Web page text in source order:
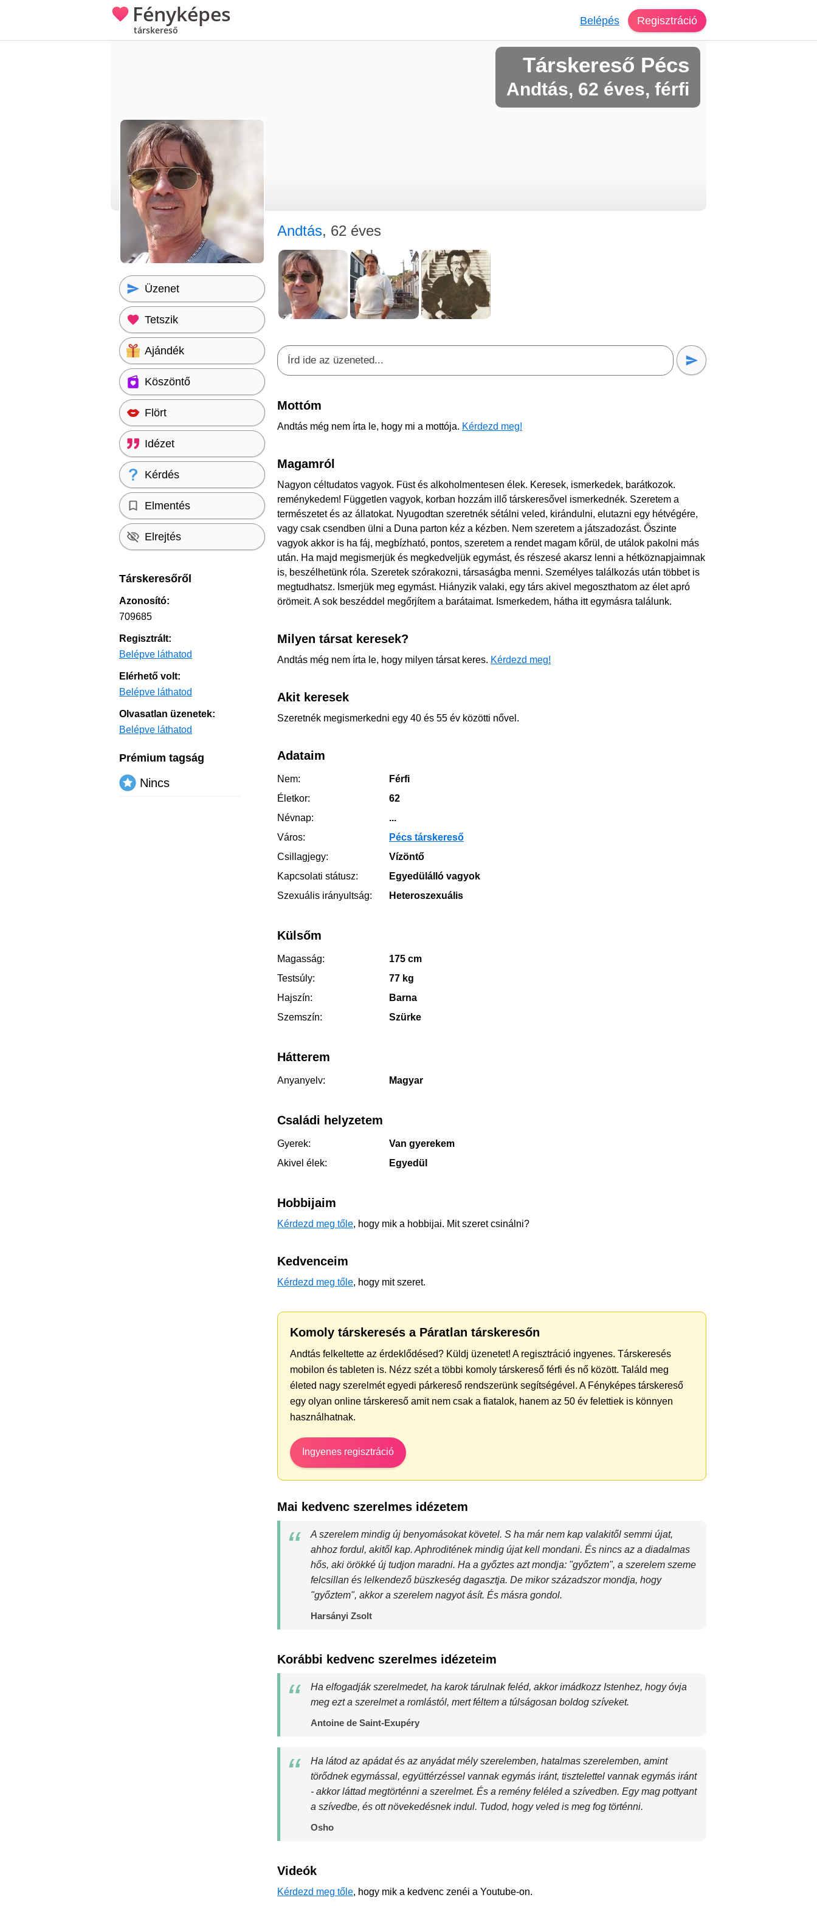
Fényképes
társkereső
Belépés Regisztráció
Társkereső Pécs
Andtás, 62 éves, férfi
Andtás, 62 éves
Mottóm
Andtás még nem írta le, hogy mi a mottója. Kérdezd meg!
Magamról
Nagyon céltudatos vagyok. Füst és alkoholmentesen élek. Keresek, ismerkedek, barátkozok.
reménykedem! Független vagyok, korban hozzám illő társkeresővel ismerkednék. Szeretem a
természetet és az állatokat. Nyugodtan szeretnék sétálni veled, kirándulni, elutazni egy hétvégére,
vagy csak csendben ülni a Duna parton kéz a kézben. Nem szeretem a játszadozást. Őszinte
vagyok akkor is ha fáj, megbízható, pontos, szeretem a rendet magam kőrül, de utálok pakolni más
után. Ha majd megismerjük és megkedveljük egymást, és részesé akarsz lenni a hétköznapjaimnak
is, beszélhetünk róla. Szeretek szórakozni, társaságba menni. Személyes találkozás után többet is
megtudhatsz. Ismerjük meg egymást. Hiányzik valaki, egy társ akivel megoszthatom az élet apró
örömeit. A sok beszéddel megőrjítem a barátaimat. Ismerkedem, hátha itt egymásra találunk.
Milyen társat keresek?
Andtás még nem írta le, hogy milyen társat keres. Kérdezd meg!
Akit keresek
Szeretnék megismerkedni egy 40 és 55 év közötti nővel.
Adataim
Nem:
Férfi
Életkor:
62
Névnap:
...
Város:
Pécs társkereső
Csillagjegy:
Vízöntő
Kapcsolati státusz:
Egyedülálló vagyok
Szexuális irányultság:
Heteroszexuális
Külsőm
Magasság:
175 cm
Testsúly:
77 kg
Hajszín:
Barna
Szemszín:
Szürke
Hátterem
Anyanyelv: Magyar
Családi helyzetem
Gyerek:
Van gyerekem
Akivel élek:
Egyedül
Hobbijaim
Kérdezd meg tőle, hogy mik a hobbijai. Mit szeret csinálni?
Kedvenceim
Kérdezd meg tőle, hogy mit szeret.
Komoly társkeresés a Páratlan társkeresőn
Andtás felkeltette az érdeklődésed? Küldj üzenetet! A regisztráció ingyenes. Társkeresés
mobilon és tableten is. Nézz szét a többi komoly társkereső férfi és nő között. Találd meg
életed nagy szerelmét egyedi párkereső rendszerünk segítségével. A Fényképes társkereső
egy olyan online társkereső amit nem csak a fiatalok, hanem az 50 év felettiek is könnyen
használhatnak.
Ingyenes regisztráció
Mai kedvenc szerelmes idézetem
A szerelem mindig új benyomásokat követel. S ha már nem kap valakitől semmi újat,
ahhoz fordul, akitől kap. Aphroditének mindig újat kell mondani. És nincs az a diadalmas
hős, aki örökké új tudjon maradni. Ha a győztes azt mondja: "győztem", a szerelem szeme
felcsillan és lelkendező büszkeség dagasztja. De mikor századszor mondja, hogy
"győztem", akkor a szerelem nagyot ásít. És másra gondol.
Harsányi Zsolt
Korábbi kedvenc szerelmes idézeteim
Ha elfogadják szerelmedet, ha karok tárulnak feléd, akkor imádkozz Istenhez, hogy óvja
meg ezt a szerelmet a romlástól, mert féltem a túlságosan boldog szíveket.
Antoine de Saint-Exupéry
Ha látod az apádat és az anyádat mély szerelemben, hatalmas szerelemben, amint
törődnek egymással, együttérzéssel vannak egymás iránt, tisztelettel vannak egymás iránt
- akkor láttad megtörténni a szerelmet. És a remény feléled a szívedben. Egy mag pottyant
a szívedbe, és ott növekedésnek indul. Tudod, hogy veled is meg fog történni.
Osho
Videók
Kérdezd meg tőle, hogy mik a kedvenc zenéi a Youtube-on.
Üzenet
Tetszik
Ajándék
Köszöntő
Flört
Idézet
Kérdés
Elmentés
Elrejtés
Társkeresőről
Azonosító:
709685
Regisztrált:
Belépve láthatod
Elérhető volt:
Belépve láthatod
Olvasatlan üzenetek:
Belépve láthatod
Prémium tagság
Nincs